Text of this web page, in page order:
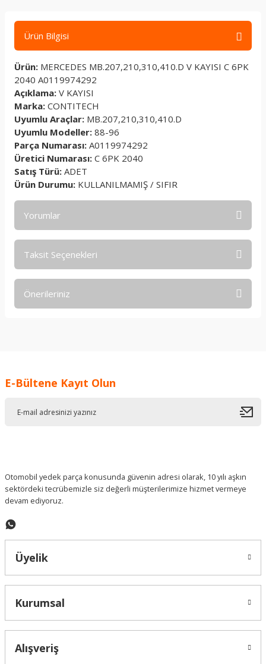
Ürün Bilgisi
Ürün: MERCEDES MB.207,210,310,410.D V KAYISI C 6PK
2040 A0119974292
Açıklama: V KAYISI
Marka: CONTITECH
Uyumlu Araçlar: MB.207,210,310,410.D
Uyumlu Modeller: 88-96
Parça Numarası: A0119974292
Üretici Numarası: C 6PK 2040
Satış Türü: ADET
Ürün Durumu: KULLANILMAMIŞ / SIFIR
Yorumlar
Taksit Seçenekleri
Önerileriniz
Ürün resmi kalitesiz, bozuk veya görüntülenemiyor.
E-Bültene Kayıt Olun
Otomobil yedek parça konusunda güvenin adresi olarak, 10 yılı aşkın
sektördeki tecrübemizle siz değerli müşterilerimize hizmet vermeye
devam ediyoruz.
Üyelik
Kurumsal
Alışveriş